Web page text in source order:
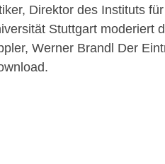
Direktor des Instituts
Stuttgart moderiert
Werner Brandl Der